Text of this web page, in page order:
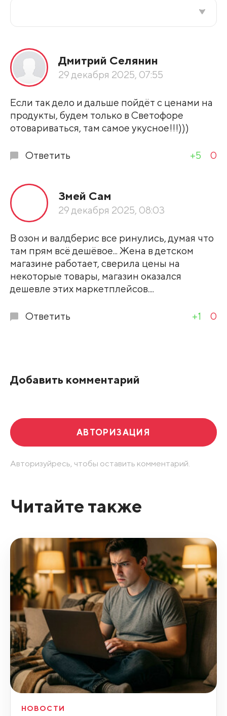
По рейтингу
Дмитрий Селянин
29 декабря 2025, 07:55
Если так дело и дальше пойдёт с ценами на
продукты, будем только в Светофоре
отовариваться, там самое укусное!!!)))
Ответить +5 0
Змей Сам
29 декабря 2025, 08:03
В озон и валдберис все ринулись, думая что
там прям всё дешёвое... Жена в детском
магазине работает, сверила цены на
некоторые товары, магазин оказался
дешевле этих маркетплейсов....
Ответить +1 0
Добавить комментарий
АВТОРИЗАЦИЯ
Авторизуйресь, чтобы оставить комментарий.
Читайте также
НОВОСТИ